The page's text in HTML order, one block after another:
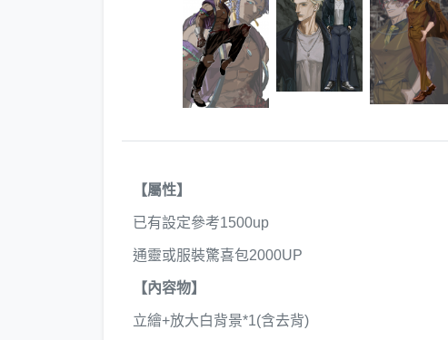
【屬性】
已有設定參考1500up
通靈或服裝驚喜包2000UP
【內容物】
立繪+放大白背景*1(含去背)